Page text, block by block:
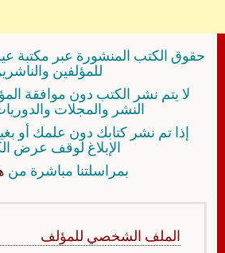
حقوق الكتب المنشورة عبر مكتبة
للمؤلفين
لا يتم نشر الكتب دون موافقة
النشر والمجلات
إذا تم نشر كتابك دون علمك أو
الإبلاغ لوقف عرض
بمراسلتنا مباشرة من
الملف الشخصي للمؤلف